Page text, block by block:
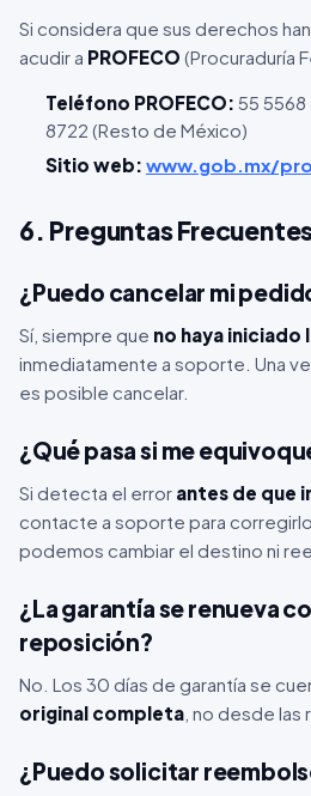
Si considera que sus derechos
acudir a PROFECO (Procuraduría
Teléfono PROFECO: 55 5568
8722 (Resto de México)
Sitio web: www.gob.mx/
6. Preguntas
¿Puedo cancelar mi
Sí, siempre que no haya iniciado
inmediatamente a soporte. Una
es posible cancelar.
¿Qué pasa si me
Si detecta el error antes de que
contacte a soporte para
podemos cambiar el destino ni
¿La garantía se renueva
reposición?
No. Los 30 días de garantía se
original completa , no desde
¿Puedo solicitar